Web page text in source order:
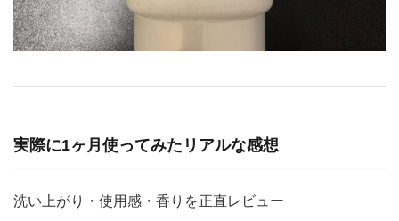
実際に1ヶ月使ってみたリアルな感想
洗い上がり・使用感・香りを正直レビュー